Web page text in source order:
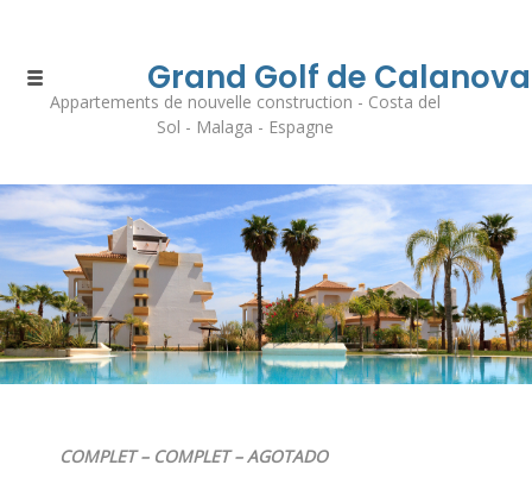
Grand Golf de Calanova
Appartements de nouvelle construction - Costa del
Sol - Malaga - Espagne
COMPLET – COMPLET – AGOTADO